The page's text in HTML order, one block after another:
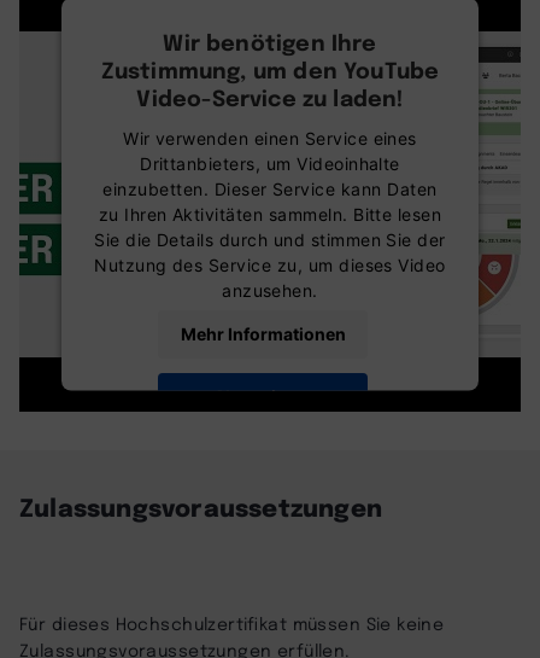
Wir benötigen Ihre
Zustimmung, um den YouTube
Video-Service zu laden!
Wir verwenden einen Service eines
Drittanbieters, um Videoinhalte
einzubetten. Dieser Service kann Daten
zu Ihren Aktivitäten sammeln. Bitte lesen
Sie die Details durch und stimmen Sie der
Nutzung des Service zu, um dieses Video
anzusehen.
Mehr Informationen
Akzeptieren
Zulassungsvoraussetzungen
Für dieses Hochschulzertifikat müssen Sie keine
Zulassungsvoraussetzungen erfüllen.